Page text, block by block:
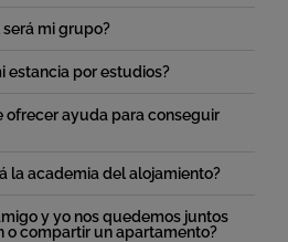
mi grupo?
estancia por estudios?
ofrecer ayuda para conseguir
la academia del alojamiento?
y yo nos quedemos juntos
o compartir un apartamento?